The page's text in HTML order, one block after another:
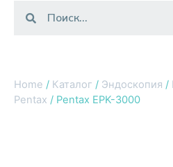
Home / Каталог / Эндоскопия /
Pentax / Pentax EPK-3000